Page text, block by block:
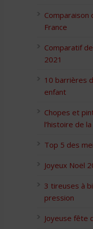
Comparaison
France
Comparatif
2021
10 barrières
enfant
Chopes et
l’histoire de
Top 5 des
Joyeux Noël
3 tireuses à
pression
Joyeuse fête